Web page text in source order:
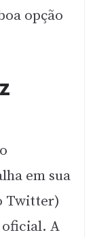
opção
em sua
Twitter)
oficial. A